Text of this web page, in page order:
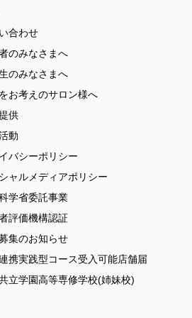
合わせ
のみなさまへ
のみなさまへ
お考えのサロン様へ
供
動
バシーポリシー
ャルメディアポリシー
学省委託事業
評価機構認証
集のお知らせ
携実践型コース受入可能店舗届
立学園高等専修学校(姉妹校)